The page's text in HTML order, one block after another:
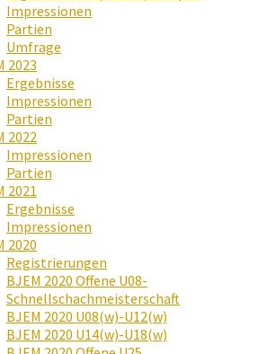
Impressionen
Partien
Umfrage
2023
Ergebnisse
Impressionen
Partien
2022
Impressionen
Partien
2021
Ergebnisse
Impressionen
2020
Registrierungen
BJEM 2020 Offene U08-
Schnellschachmeisterschaft
BJEM 2020 U08(w)-U12(w)
BJEM 2020 U14(w)-U18(w)